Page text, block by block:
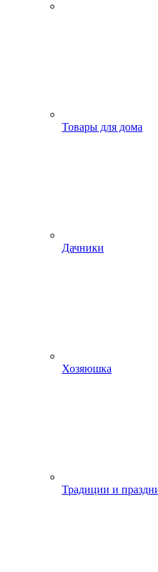
Товары для дома
Дачники
Хозяюшка
Традиции и